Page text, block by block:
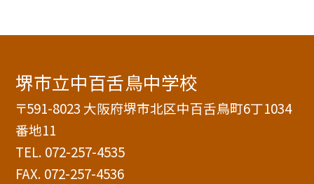
堺市立中百舌鳥中学校
〒591-8023 大阪府堺市北区中百舌鳥町6丁1034
番地11
TEL. 072-257-4535
FAX. 072-257-4536